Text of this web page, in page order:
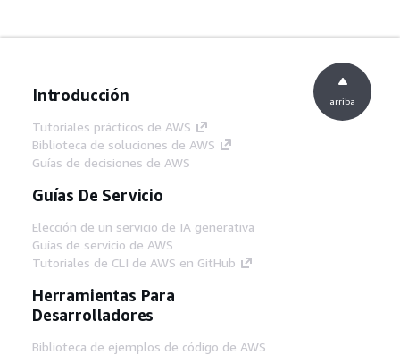
Introducción
Tutoriales prácticos de AWS
Biblioteca de soluciones de AWS
Guías de decisiones de AWS
Guías De Servicio
Elección de un servicio de IA generativa
Guías de servicio de AWS
Tutoriales de CLI de AWS en GitHub
Herramientas Para
Desarrolladores
Biblioteca de ejemplos de código de AWS
arriba